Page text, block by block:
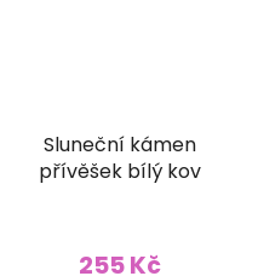
Sluneční kámen
přívěšek bílý kov
255 Kč